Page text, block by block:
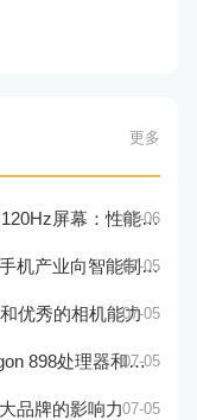
更多
性能和显示效果出色07-06
业向智能制造转型07-05
优秀的相机能力07-05
器和高品质视觉体验07-05
品牌的影响力07-05